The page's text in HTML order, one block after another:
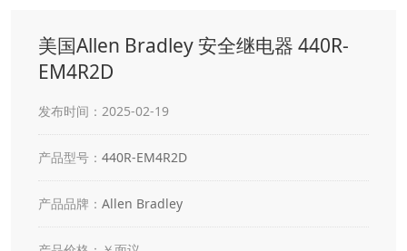
美国Allen Bradley 安全继电器 440R-
EM4R2D
发布时间：2025-02-19
产品型号： 440R-EM4R2D
产品品牌： Allen Bradley